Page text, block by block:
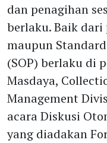
dan penagihan
berlaku. Baik
maupun
(SOP) berlaku di
Masdaya,
Management
acara Diskusi
yang diadakan